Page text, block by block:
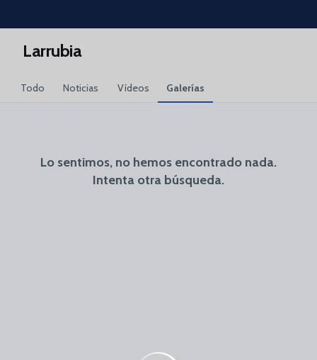
Skip to main content
Larrubia
Todo Noticias Vídeos Galerías
Lo sentimos, no hemos encontrado nada.
Intenta otra búsqueda.